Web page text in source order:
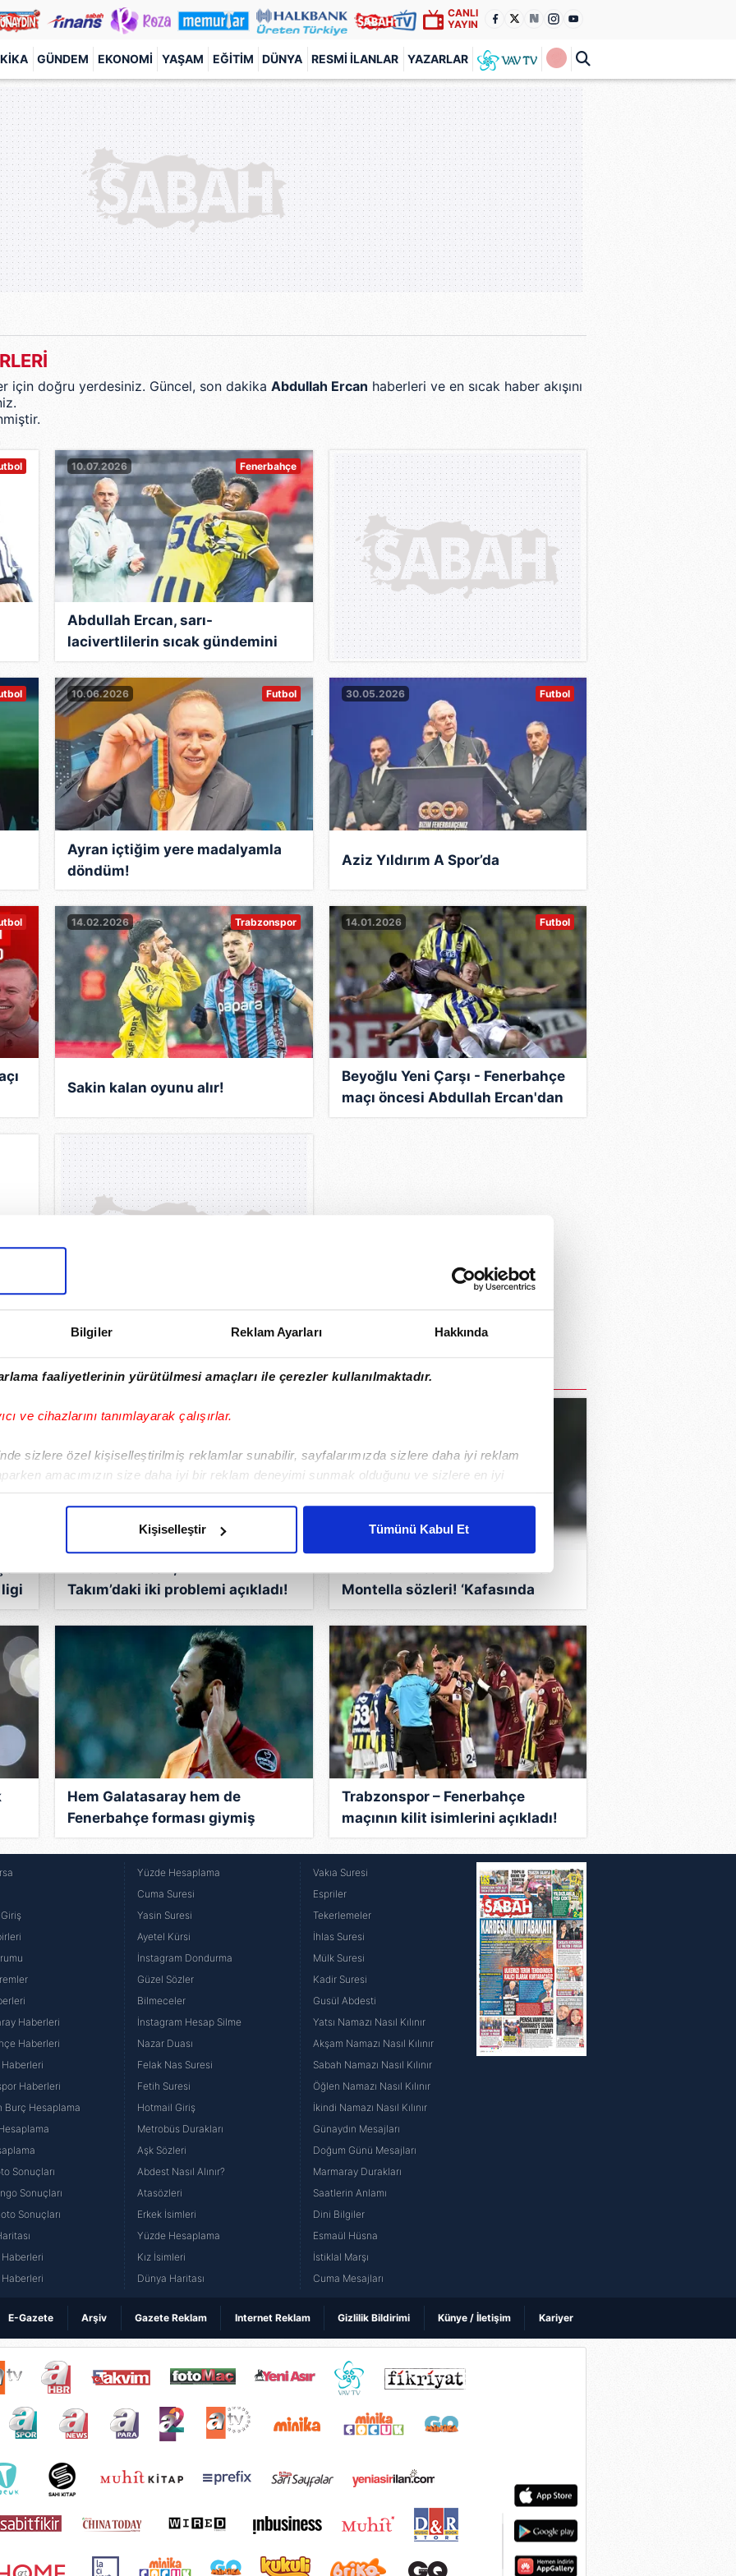
Bilgiler Reklam Ayarları Hakkında
faaliyetlerinin yürütülmesi amaçları ile çerezler kullanılmaktadır.
ve cihazlarını tanımlayarak çalışırlar.
sizlere özel kişiselleştirilmiş reklamlar sunabilir, sayfalarımızda sizlere daha iyi reklam
amacımızın size daha iyi bir reklam deneyimi sunmak olduğunu ve sizlere en iyi
gelen çabayı gösterdiğimizi ve bu noktada, reklamların maliyetlerimizi karşılamak
çerezlere izin vermedikleri takdirde, kullanıcılara hedefli reklamlar gösterilmeyecektir."
için İnternet Sitemizde kendimize ve üçüncü kişilere ait çerezler kullanılmaktadır. Bu
verileriniz işlenmekte olup gerekli olan çerezler bilgi toplumu hizmetlerinin sunulması
çerezler, sitemizin daha işlevsel kılınması ve kişiselleştirilmesi ve sizlere yönelik
amaçlarıyla sınırlı olarak açık rızanız dahilinde kullanılacaktır.
yer alan panel vasıtasıyla belirleyebilirsiniz. Çerezlere ilişkin detaylı bilgi için Ayarlar
ziyaret edebilirsiniz.
Kanunu uyarınca hazırlanmış Aydınlatma Metnimizi okumak ve sitemizde ilgili
çerezlerle ilgili bilgi almak için lütfentıklayınız
Kişiselleştir Tümünü Kabul Et
CANLI
YAYIN
GÜNDEM EKONOMI YAŞAM EĞITIM DÜNYA RESMI İLANLAR YAZARLAR
için doğru yerdesiniz. Güncel, son dakika Abdullah Ercan haberleri ve en sıcak haber akışını
10.07.2026 Fenerbahçe
Abdullah Ercan, sarı-
lacivertlilerin sıcak gündemini
değerlendirdi
10.06.2026 Futbol
Ayran içtiğim yere madalyamla
döndüm!
30.05.2026 Futbol
Aziz Yıldırım A Spor’da
14.02.2026 Trabzonspor
Sakin kalan oyunu alır!
14.01.2026 Futbol
Beyoğlu Yeni Çarşı - Fenerbahçe
maçı öncesi Abdullah Ercan'dan
SABAH Spor'a çok özel
ligi
Abdullah Ercan, A Milli
Takım’daki iki problemi açıkladı!
“Eğer bunları çözebilirsek...”
Abdullah Ercan’dan Vincenzo
Montella sözleri! ‘Kafasında
sürekli çalışmak var’
Hem Galatasaray hem de
Fenerbahçe forması giymiş
futbolcular! İşte isim isim o liste
Trabzonspor – Fenerbahçe
maçının kilit isimlerini açıkladı!
Abdullah Ercan’dan ‘sakinlik’
Haberleri
Haberleri
Haberleri
Burç Hesaplama
Sonuçları
Sonuçları
Sonuçları
Yüzde Hesaplama
Cuma Suresi
Yasin Suresi
Ayetel Kürsi
İnstagram Dondurma
Güzel Sözler
Bilmeceler
İnstagram Hesap Silme
Nazar Duası
Felak Nas Suresi
Fetih Suresi
Hotmail Giriş
Metrobüs Durakları
Aşk Sözleri
Abdest Nasıl Alınır?
Atasözleri
Erkek İsimleri
Yüzde Hesaplama
Kız İsimleri
Dünya Haritası
Vakıa Suresi
Espriler
Tekerlemeler
İhlas Suresi
Mülk Suresi
Kadir Suresi
Gusül Abdesti
Yatsı Namazı Nasıl Kılınır
Akşam Namazı Nasıl Kılınır
Sabah Namazı Nasıl Kılınır
Öğlen Namazı Nasıl Kılınır
İkindi Namazı Nasıl Kılınır
Günaydın Mesajları
Doğum Günü Mesajları
Marmaray Durakları
Saatlerin Anlamı
Dini Bilgiler
Esmaül Hüsna
İstiklal Marşı
Cuma Mesajları
E-Gazete Arşiv Gazete Reklam Internet Reklam Gizlilik Bildirimi Künye / İletişim Kariyer